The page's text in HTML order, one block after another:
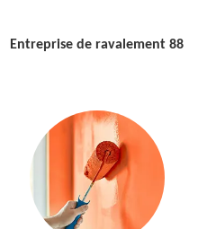
Entreprise de ravalement 88